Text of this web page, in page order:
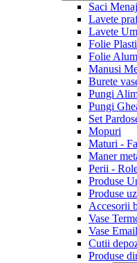
Saci
Lavete
Lavete
Folie
Folie
Manusi
Burete
Pungi
Pungi
Set
Mopuri
Maturi -
Maner
Perii -
Produse
Produse
Accesorii
Vase
Vase
Cutii
Produse